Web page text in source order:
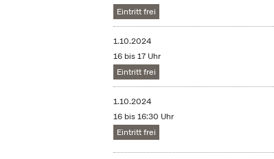
Eintritt frei
1.10.2024
16 bis 17 Uhr
Eintritt frei
1.10.2024
16 bis 16:30 Uhr
Eintritt frei